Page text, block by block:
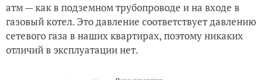
атм — как в подземном трубопроводе и на входе в
газовый котел. Это давление соответствует давлению
сетевого газа в наших квартирах, поэтому никаких
отличий в эксплуатации нет.